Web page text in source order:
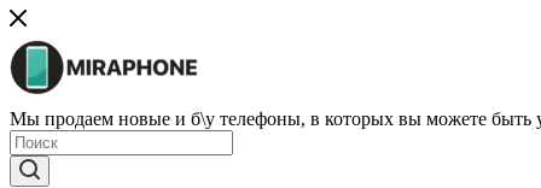
Мы продаем новые и б\у телефоны, в которых вы можете быть